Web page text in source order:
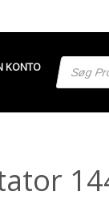
KONTO
Products
search